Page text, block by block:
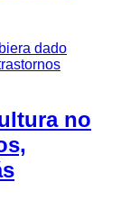
no